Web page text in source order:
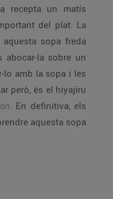
recepta un matís
del plat. La
sopa freda
abocar-la sobre un
lo amb la sopa i les
però, és el hiyajiru
. En definitiva, els
aquesta sopa